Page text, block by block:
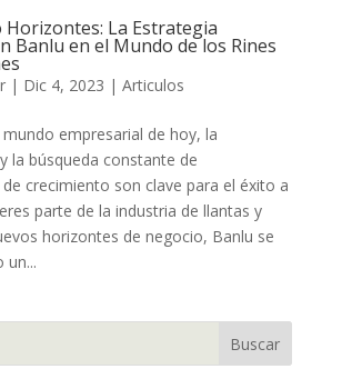
Horizontes: La Estrategia
Banlu en el Mundo de los Rines
| Dic 4, 2023 | Articulos
empresarial de hoy, la
la búsqueda constante de
crecimiento son clave para el éxito a
parte de la industria de llantas y
horizontes de negocio, Banlu se
un...